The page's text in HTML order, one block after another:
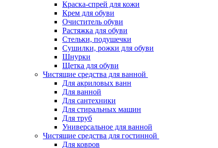
Краска-спрей для кожи
Крем для обуви
Очиститель обуви
Растяжка для обуви
Стельки, подушечки
Сушилки, рожки для обуви
Шнурки
Щетка для обуви
Чистящие средства для ванной
Для акриловых ванн
Для ванной
Для сантехники
Для стиральных машин
Для труб
Универсальное для ванной
Чистящие средства для гостинной
Для ковров